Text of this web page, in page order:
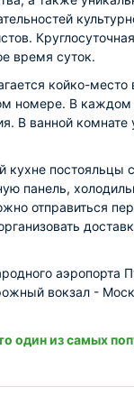
время суток.
койко-
номере. В каждом
В ванной комнате
кухне постояльцы
панель,
отправиться
аэропорта
вокзал -
один из самых